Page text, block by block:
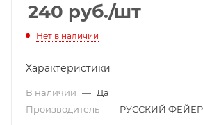
240 руб./шт
Нет в наличии
Характеристики
В наличии — Да
Производитель — РУССКИЙ